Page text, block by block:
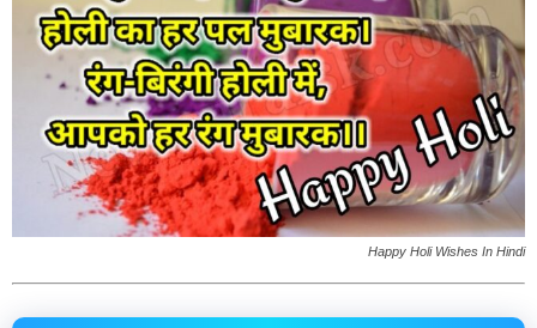
Happy Holi Wishes In Hindi